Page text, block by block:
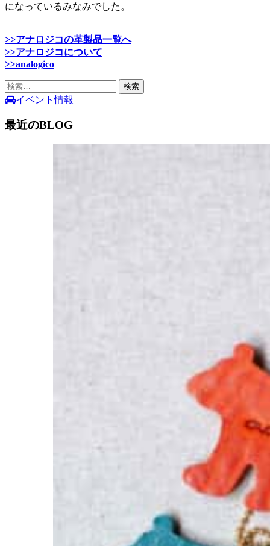
になっているみなみでした。
>>アナロジコの革製品一覧へ
>>アナロジコについて
>>analogico
検
索:イベント情報
最近のBLOG